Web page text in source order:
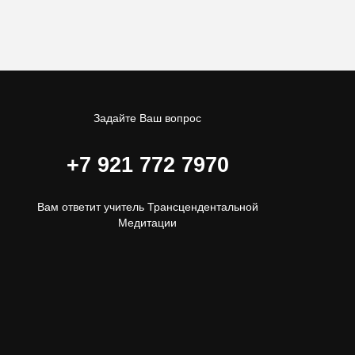
Задайте Ваш вопрос
+7 921 772 7970
Вам ответит учитель Трансцендентальной
Медитации